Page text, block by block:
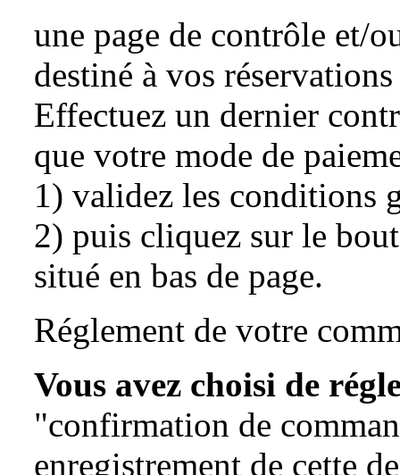
une page de contrôle et/
destiné à vos
Effectuez un dernier
que votre mode de
1) validez les conditions
2) puis cliquez sur le
situé en bas de page.
Réglement de votre
Vous avez choisi de
"confirmation de
enregistrement de cette